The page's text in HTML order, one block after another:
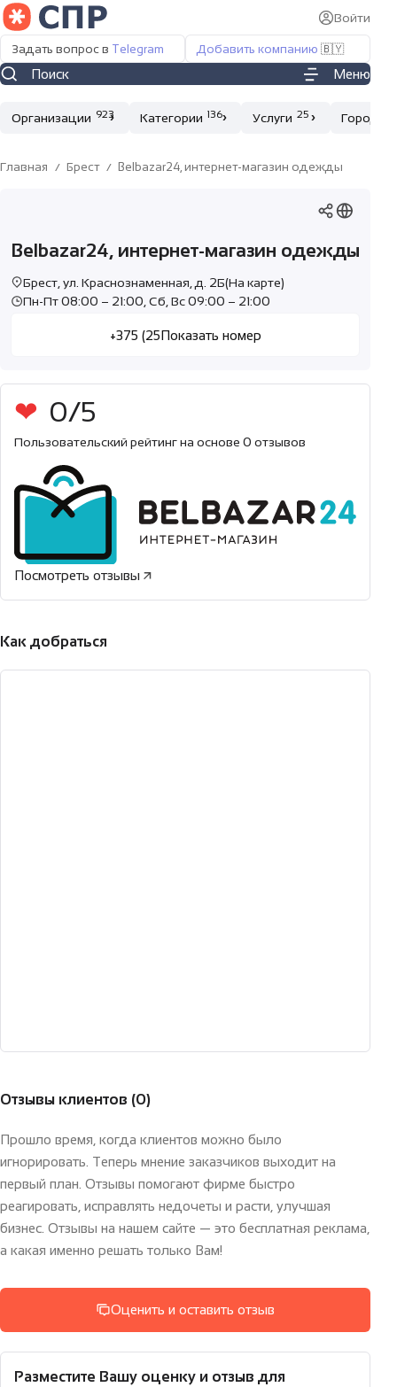
Задать вопрос в Telegram Добавить компанию 🇧🇾
Войти
Поиск Меню
Организации 923 Категории 136 Услуги 25 Города
Главная Брест Belbazar24, интернет-магазин одежды
Belbazar24, интернет-магазин одежды
Брест, ул. Краснознаменная, д. 2Б(На карте)
Пн-Пт 08:00 – 21:00, Сб, Вс 09:00 – 21:00
+375 (25Показать номер
0/5
Пользовательский рейтинг на основе 0 отзывов
Посмотреть отзывы
Отправить заявку
Менеджер свяжется с Вами в течение 10 минут.
Даю согласие на сбор и обработку моих персональных
Как добраться
Отзывы клиентов (0)
Прошло время, когда клиентов можно было
игнорировать. Теперь мнение заказчиков выходит на
первый план. Отзывы помогают фирме быстро
реагировать, исправлять недочеты и расти, улучшая
бизнес. Отзывы на нашем сайте — это бесплатная реклама,
а какая именно решать только Вам!
Оценить и оставить отзыв
Разместите Вашу оценку и отзыв для
Нашли неточноcть?
Пожалуйста, сообщите нам об ошибке.
Даю согласие на сбор и обработку моих персональных
Вход
Для ответа на отзывысвяжитесь с нами
Имя пользователя или email
Регистрация Забыли пароль?